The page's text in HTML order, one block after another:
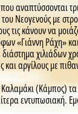
αναπτύσσονται
Νεογενούς με
τις κάνουν να
«Γιάννη Ράχη»
χιλιάδων
αργίλους με
(Κάμπος)
εντυπωσιακή.